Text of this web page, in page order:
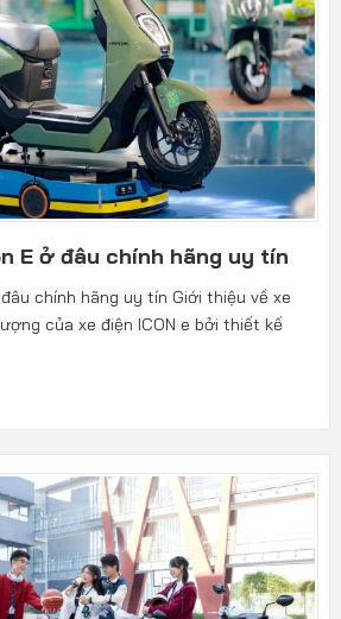
E ở đâu chính hãng uy tín
chính hãng uy tín Giới thiệu về xe
của xe điện ICON e bởi thiết kế